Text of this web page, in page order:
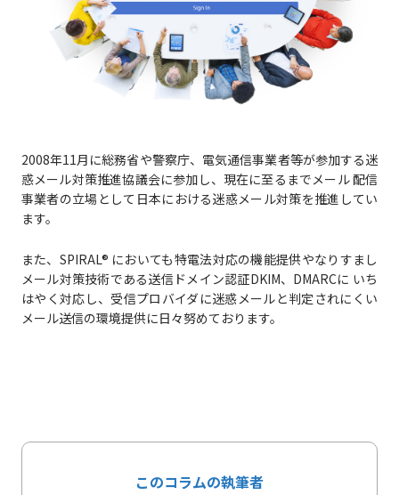
2008年11月に総務省や警察庁、電気通信事業者等が参加する迷
惑メール対策推進協議会に参加し、現在に至るまでメール 配信
事業者の立場として日本における迷惑メール対策を推進してい
ます。
また、SPIRAL® においても特電法対応の機能提供やなりすまし
メール対策技術である送信ドメイン認証DKIM、DMARCに いち
はやく対応し、受信プロバイダに迷惑メールと判定されにくい
メール送信の環境提供に日々努めております。
このコラムの執筆者